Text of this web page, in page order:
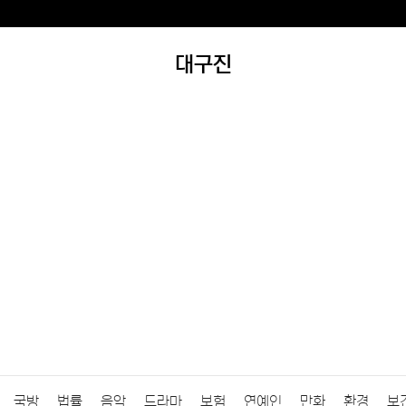
대구진
국방 법률 음악 드라마 보험 연예인 만화 환경 보